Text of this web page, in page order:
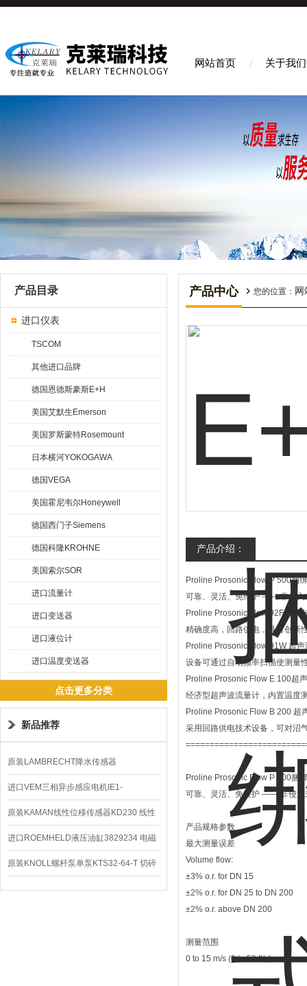
网站首页 关于我们
产品目录
进口仪表
TSCOM
其他进口品牌
德国恩德斯豪斯E+H
美国艾默生Emerson
美国罗斯蒙特Rosemount
日本横河YOKOGAWA
德国VEGA
美国霍尼韦尔Honeywell
德国西门子Siemens
德国科隆KROHNE
美国索尔SOR
进口流量计
进口变送器
进口液位计
进口温度变送器
点击更多分类
新品推荐
原装LAMBRECHT降水传感器
00.14575.20气象仪
进口VEM三相异步感应电机IE1-
K21R80G4马达
原装KAMAN线性位移传感器KD230 线性
编码器
进口ROEMHELD液压油缸3829234 电磁
阀定位器
原装KNOLL螺杆泵单泵KTS32-64-T 切碎
排屑机
产品中心 您的位置： 网
产品介绍：
Proline Prosonic Flow P 500捆
可靠、灵活、免维护 —— 非侵入
Proline Prosonic Flow 92F 超声
精确度高，回路供电，具有创新
Proline Prosonic Flow 91W 超声
设备可通过自动频率扫描使测量
Proline Prosonic Flow E 100超
经济型超声波流量计，内置温度
Proline Prosonic Flow B 200 超
采用回路供电技术设备，可对沼
Proline Prosonic Flow P 500捆
可靠、灵活、免维护 —— 非侵入
产品规格参数
最大测量误差
Volume flow:
±3% o.r. for DN 15
±2% o.r. for DN 25 to DN 200
±2% o.r. above DN 200
测量范围
0 to 15 m/s (0 to 50 ft/s)